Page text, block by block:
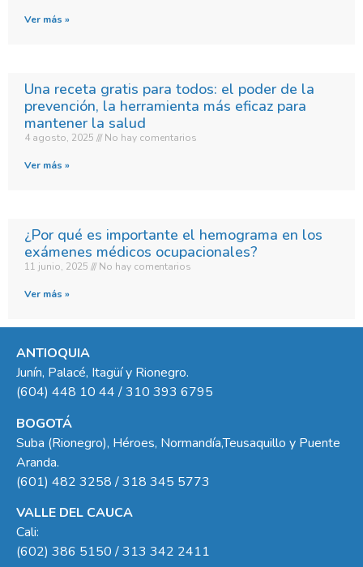
Ver más »
Una receta gratis para todos: el poder de la
prevención, la herramienta más eficaz para
mantener la salud
4 agosto, 2025 No hay comentarios
Ver más »
¿Por qué es importante el hemograma en los
exámenes médicos ocupacionales?
11 junio, 2025 No hay comentarios
Ver más »
ANTIOQUIA
Junín, Palacé, Itagüí y Rionegro.
(604) 448 10 44 / 310 393 6795
BOGOTÁ
Suba (Rionegro), Héroes, Normandía,Teusaquillo y Puente
Aranda.
(601) 482 3258 / 318 345 5773
VALLE DEL CAUCA
Cali:
(602) 386 5150 / 313 342 2411